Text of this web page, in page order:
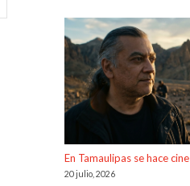
En Tamaulipas se hace cine
20 julio, 2026